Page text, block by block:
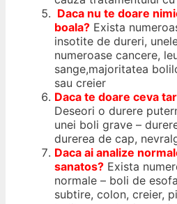
Daca nu te doare
boala? Exista
insotite de dureri,
numeroase cancere,
sange,majoritatea
sau creier
Daca te doare ceva
Deseori o durere
unei boli grave –
durerea de cap,
Daca ai analize
sanatos? Exista
normale – boli de
subtire, colon, creier,